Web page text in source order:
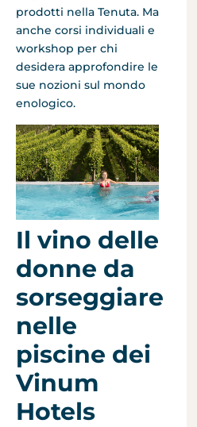
prodotti nella Tenuta. Ma
anche corsi individuali e
workshop per chi
desidera approfondire le
sue nozioni sul mondo
enologico.
Il vino delle
donne da
sorseggiare
nelle
piscine dei
Vinum
Hotels